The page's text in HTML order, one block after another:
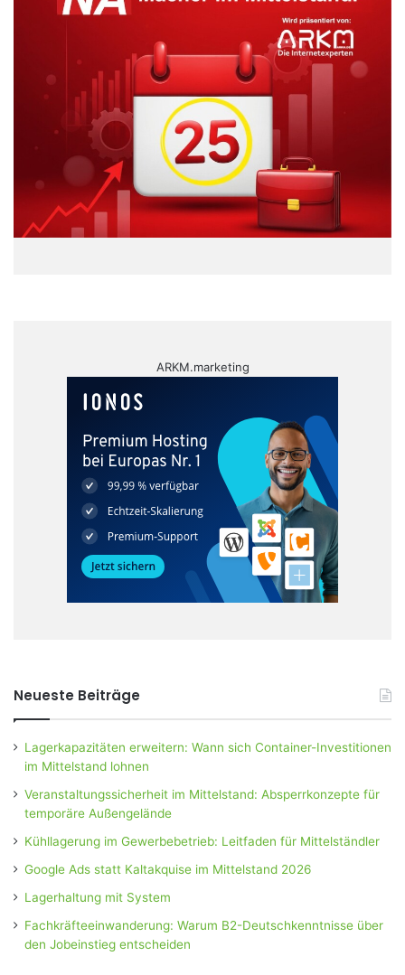
ARKM.marketing
Neueste Beiträge
Lagerkapazitäten erweitern: Wann sich Container-Investitionen
im Mittelstand lohnen
Veranstaltungssicherheit im Mittelstand: Absperrkonzepte für
temporäre Außengelände
Kühllagerung im Gewerbebetrieb: Leitfaden für Mittelständler
Google Ads statt Kaltakquise im Mittelstand 2026
Lagerhaltung mit System
Fachkräfteeinwanderung: Warum B2-Deutschkenntnisse über
den Jobeinstieg entscheiden